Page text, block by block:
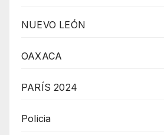
NUEVO LEÓN
OAXACA
PARÍS 2024
Policia